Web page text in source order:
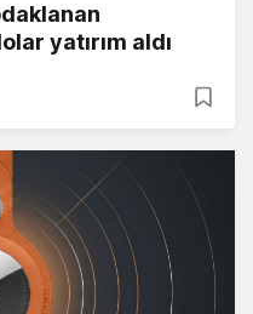
yatırım aldı